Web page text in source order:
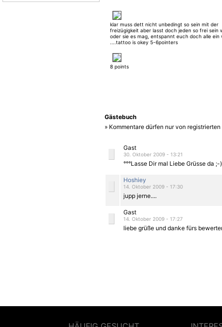
klar muss dett nicht unbedingt so sein mit der
freizügigkeit aber lasst doch jeden so frei sein
oder sie es mag, entspannt euch doch alle ein
....tattoo is okey 5-6pointers
8 points
Gästebuch
» Kommentare dürfen nur von
Gast
30. Oktober 2009 - 13:21
°°°Lasse Dir mal Liebe Grüsse da ;-
Hoshiey
14. Oktober 2009 - 17:30
jupp jerne....
Gast
14. Oktober 2009 - 17:27
liebe grüße und danke fürs